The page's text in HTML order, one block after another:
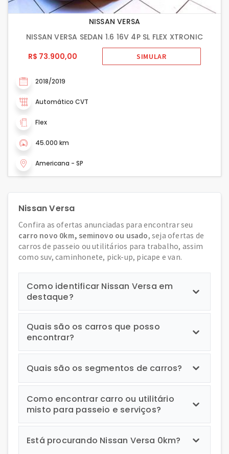
NISSAN VERSA
NISSAN VERSA SEDAN 1.6 16V 4P SL FLEX XTRONIC
R$ 73.900,00
SIMULAR
2018/2019
Automático CVT
Flex
45.000 km
Americana - SP
Nissan Versa
Confira as ofertas anunciadas para encontrar seu
carro novo 0km, seminovo ou usado, seja ofertas de
carros de passeio ou utilitários para trabalho, assim
como suv, caminhonete, pick-up, picape e van.
Como identificar Nissan Versa em
destaque?
Quais são os carros que posso
encontrar?
Quais são os segmentos de carros?
Como encontrar carro ou utilitário
misto para passeio e serviços?
Está procurando Nissan Versa 0km?